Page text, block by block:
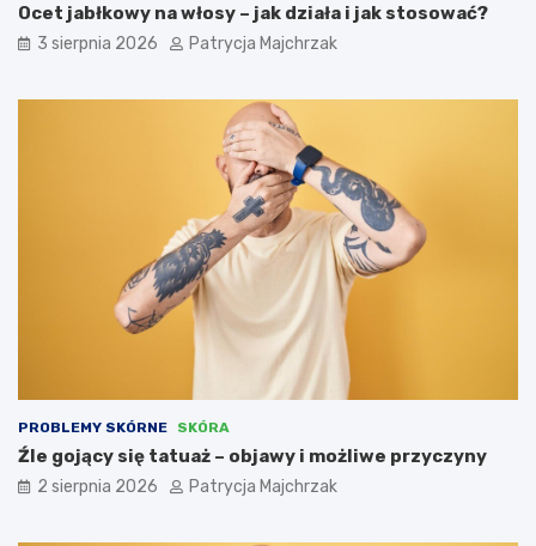
Ocet jabłkowy na włosy – jak działa i jak stosować?
3 sierpnia 2026 Patrycja Majchrzak
PROBLEMY SKÓRNE SKÓRA
Źle gojący się tatuaż – objawy i możliwe przyczyny
2 sierpnia 2026 Patrycja Majchrzak